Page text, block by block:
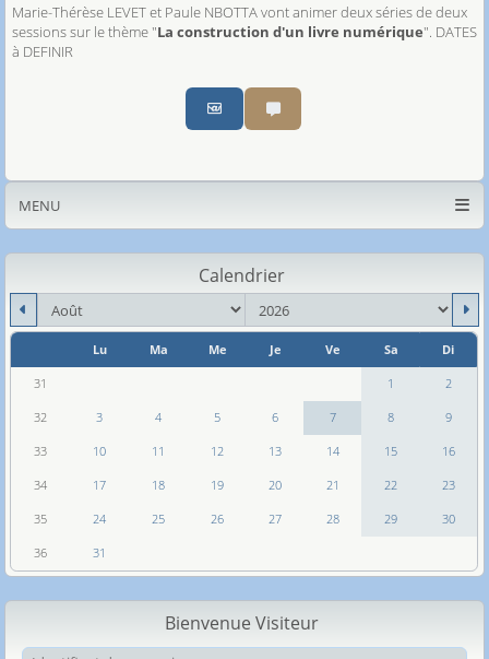
MENU
Calendrier
mois
an
Lu Ma Me Je Ve Sa Di
31 1 2
32 3 4 5 6 7 8 9
33 10 11 12 13 14 15 16
34 17 18 19 20 21 22 23
35 24 25 26 27 28 29 30
36 31
Bienvenue Visiteur
Marie-Thérèse LEVET et Paule NBOTTA vont animer deux séries de deux
sessions sur le thème "La construction d'un livre numérique". DATES
à DEFINIR
Partager par email